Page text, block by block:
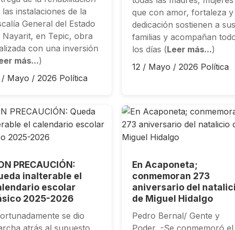
las instalaciones de la
General del Estado
Nayarit, en Tepic, obra
con una inversión
más...)
/ Mayo / 2026 Política
que con amor, fortaleza y
dedicación sostienen a sus
familias y acompañan
los días (Leer más...)
12 / Mayo / 2026 Política
PRECAUCIÓN:
inalterable el
escolar
2025-2026
se dio
atrás al supuesto
En Acaponeta;
conmemoran 273
aniversario del
de Miguel Hidalgo
Pedro Bernal/ Gente y
Poder .-Se conmemoró el